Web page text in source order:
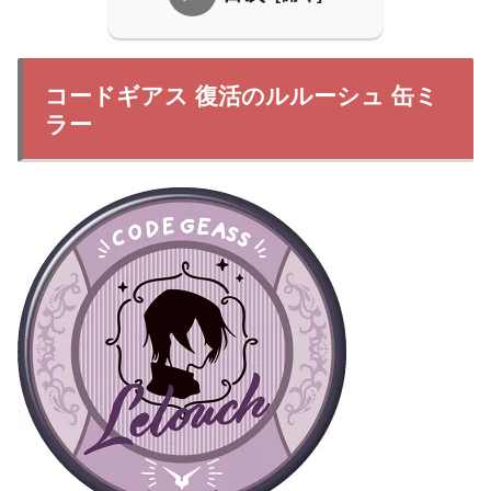
コードギアス 復活のルルーシュ 缶ミ
ラー